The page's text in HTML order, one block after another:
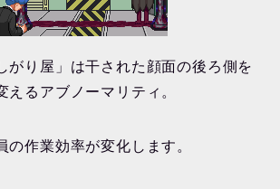
がり屋」は干された顔面の後ろ側を
えるアブノーマリティ。
の作業効率が変化します。